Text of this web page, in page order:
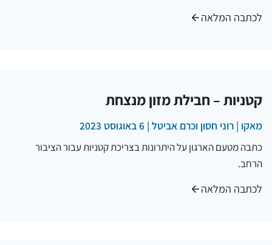
לכתבה המלאה
קטניות – חבילת מזון מנצחת
מאקו | רוני חסון וכרם אביטל | 6 באוגוסט 2023
כתבה מטעם הארגון על היתרונות בצריכת קטניות עבור הציבור
הרחב.
לכתבה המלאה